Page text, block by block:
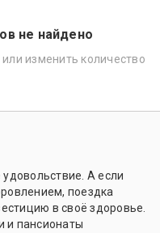
не найдено
изменить количество
А если
поездка
в своё здоровье.
и пансионаты